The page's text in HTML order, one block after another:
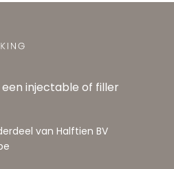
injectable of filler
van Halftien BV